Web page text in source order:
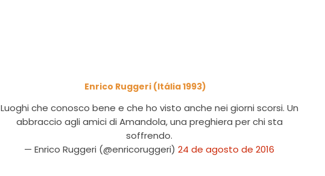
Enrico Ruggeri (Itália 1993)
Luoghi che conosco bene e che ho visto anche nei giorni scorsi. Un
abbraccio agli amici di Amandola, una preghiera per chi sta
soffrendo.
— Enrico Ruggeri (@enricoruggeri) 24 de agosto de 2016